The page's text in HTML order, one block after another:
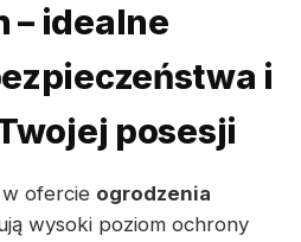
– idealne
i
posesji
w ofercie ogrodzenia
wysoki poziom ochrony